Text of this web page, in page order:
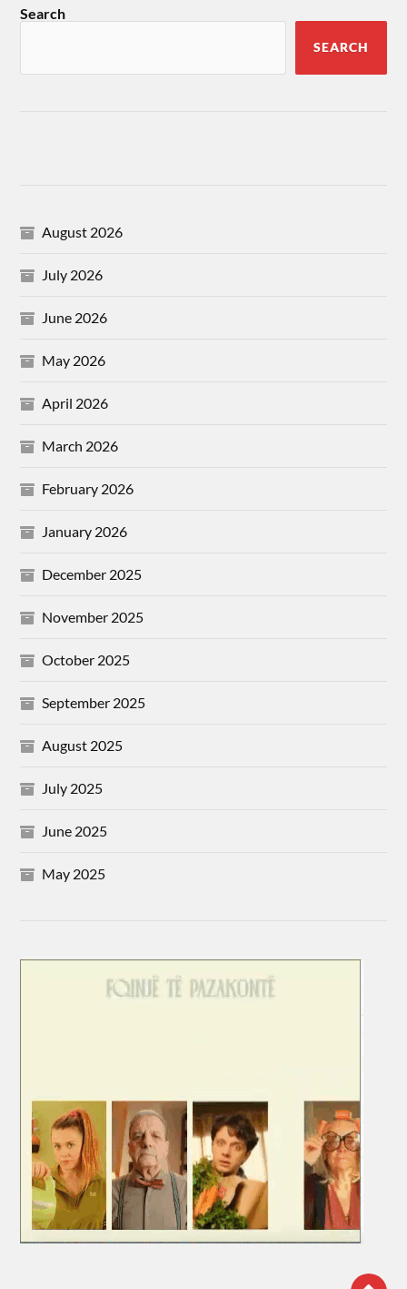
Search
SEARCH
August 2026
July 2026
June 2026
May 2026
April 2026
March 2026
February 2026
January 2026
December 2025
November 2025
October 2025
September 2025
August 2025
July 2025
June 2025
May 2025